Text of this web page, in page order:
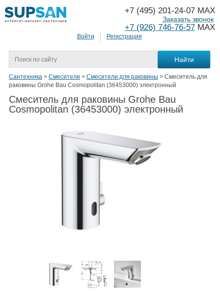
Войти Регистрация
+7 (495) 201-24-07 MAX
+7 (926) 746-76-57 MAX
Заказать звонок
Сантехника > Смесители > Смесители для раковины > Смеситель для
раковины Grohe Bau Cosmopolitan (36453000) электронный
Смеситель для раковины Grohe Bau
Cosmopolitan (36453000) электронный